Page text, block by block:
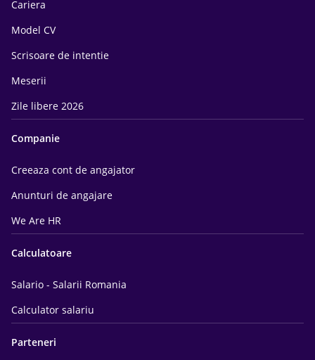
Cariera
Model CV
Scrisoare de intentie
Meserii
Zile libere 2026
Companie
Creeaza cont de angajator
Anunturi de angajare
We Are HR
Calculatoare
Salario - Salarii Romania
Calculator salariu
Parteneri